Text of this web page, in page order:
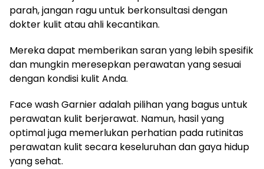
parah, jangan ragu untuk berkonsultasi dengan
dokter kulit atau ahli kecantikan.
Mereka dapat memberikan saran yang lebih spesifik
dan mungkin meresepkan perawatan yang sesuai
dengan kondisi kulit Anda.
Face wash Garnier adalah pilihan yang bagus untuk
perawatan kulit berjerawat. Namun, hasil yang
optimal juga memerlukan perhatian pada rutinitas
perawatan kulit secara keseluruhan dan gaya hidup
yang sehat.